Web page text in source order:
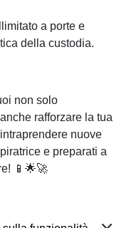
a porte e
della custodia.
non solo
rafforzare la tua
nuove
e preparati a
📱🌟🚀